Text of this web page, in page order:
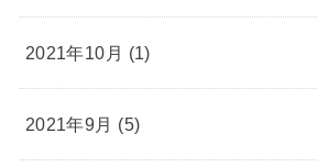
2021年10月 (1)
2021年9月 (5)